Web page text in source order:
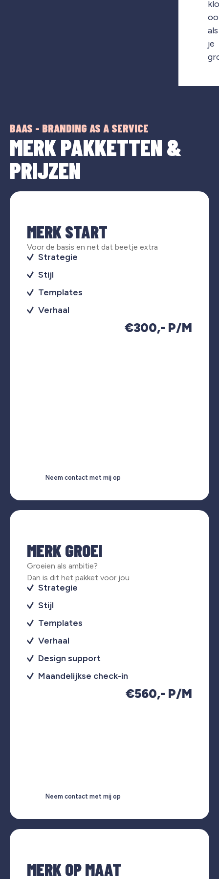
als
je
BAAS - BRANDING AS A SERVICE
MERK PAKKETTEN &
PRIJZEN
MERK START
Voor de basis en net dat beetje extra
Strategie
Stijl
Templates
Verhaal
€300,- P/M
Neem contact met mij op
MERK GROEI
Groeien als ambitie?
Dan is dit het pakket voor jou
Strategie
Stijl
Templates
Verhaal
Design support
Maandelijkse check-in
€560,- P/M
Neem contact met mij op
MERK OP MAAT